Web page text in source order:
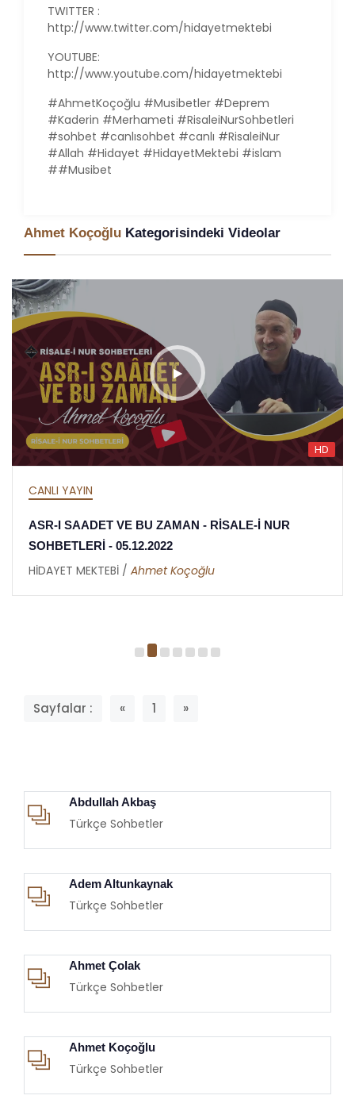
TWITTER :
http://www.twitter.com/hidayetmektebi
YOUTUBE:
http://www.youtube.com/hidayetmektebi
#AhmetKoçoğlu #Musibetler #Deprem
#Kaderin #Merhameti #RisaleiNurSohbetleri
#sohbet #canlısohbet #canlı #RisaleiNur
#Allah #Hidayet #HidayetMektebi #islam
##Musibet
Ahmet Koçoğlu Kategorisindeki Videolar
HD
CANLI YAYIN
ASR-I SAADET VE BU ZAMAN - RİSALE-İ NUR
SOHBETLERİ - 05.12.2022
HİDAYET MEKTEBİ / Ahmet Koçoğlu
Sayfalar : « 1 »
Abdullah Akbaş
Türkçe Sohbetler
Adem Altunkaynak
Türkçe Sohbetler
Ahmet Çolak
Türkçe Sohbetler
Ahmet Koçoğlu
Türkçe Sohbetler